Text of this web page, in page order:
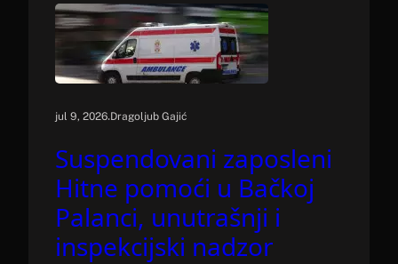
jul 9, 2026.Dragoljub Gajić
Suspendovani zaposleni
Hitne pomoći u Bačkoj
Palanci, unutrašnji i
inspekcijski nadzor